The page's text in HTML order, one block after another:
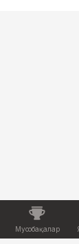
Мусобақалар